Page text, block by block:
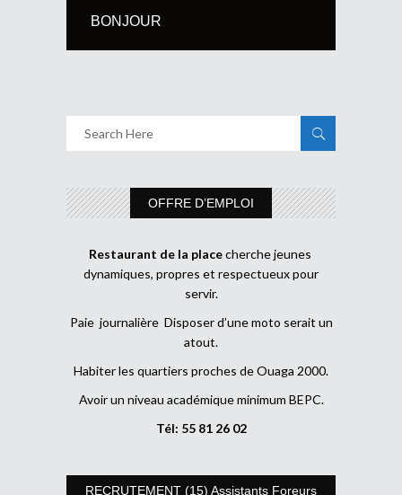
BONJOUR
OFFRE D’EMPLOI
Restaurant de la placecherche jeunes
dynamiques, propres et respectueux pour
servir.
Paie journalière Disposer d’une moto serait un
atout.
Habiter les quartiers proches de Ouaga 2000.
Avoir un niveau académique minimum BEPC.
Tél: 55 81 26 02
RECRUTEMENT (15) Assistants Foreurs